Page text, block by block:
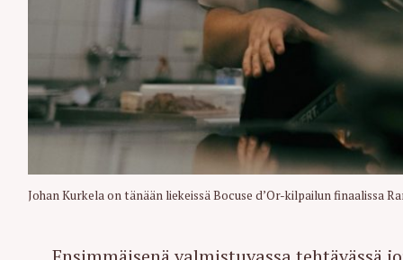
Johan Kurkela on tänään liekeissä Bocuse d’Or-kilpailun finaalissa
r
h
f
r